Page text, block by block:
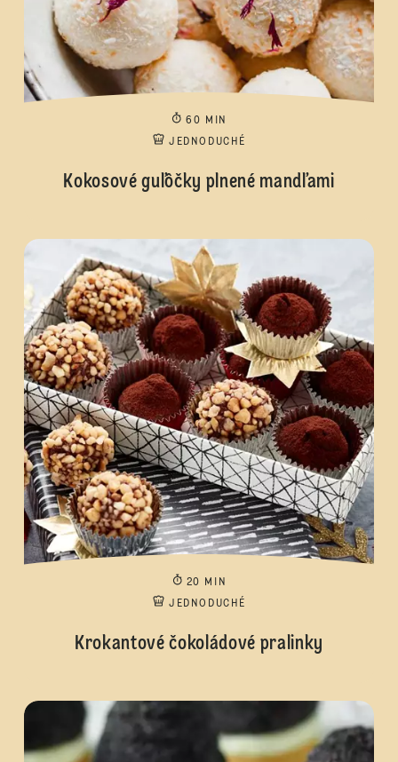
60 MIN
JEDNODUCHÉ
Kokosové guľôčky plnené mandľami
20 MIN
JEDNODUCHÉ
Krokantové čokoládové pralinky